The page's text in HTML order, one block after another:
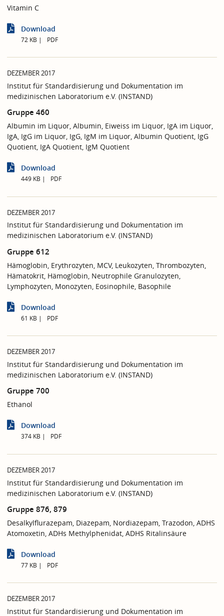
Vitamin C
Download
72 KB PDF
DEZEMBER 2017
Institut für Standardisierung und Dokumentation im
medizinischen Laboratorium e.V. (INSTAND)
Gruppe 460
Albumin im Liquor, Albumin, Eiweiss im Liquor, IgA im Liquor,
IgA, IgG im Liquor, IgG, IgM im Liquor, Albumin Quotient, IgG
Quotient, IgA Quotient, IgM Quotient
Download
449 KB PDF
DEZEMBER 2017
Institut für Standardisierung und Dokumentation im
medizinischen Laboratorium e.V. (INSTAND)
Gruppe 612
Hämoglobin, Erythrozyten, MCV, Leukozyten, Thrombozyten,
Hämatokrit, Hämoglobin, Neutrophile Granulozyten,
Lymphozyten, Monozyten, Eosinophile, Basophile
Download
61 KB PDF
DEZEMBER 2017
Institut für Standardisierung und Dokumentation im
medizinischen Laboratorium e.V. (INSTAND)
Gruppe 700
Ethanol
Download
374 KB PDF
DEZEMBER 2017
Institut für Standardisierung und Dokumentation im
medizinischen Laboratorium e.V. (INSTAND)
Gruppe 876, 879
Desalkylflurazepam, Diazepam, Nordiazepam, Trazodon, ADHS
Atomoxetin, ADHs Methylphenidat, ADHS Ritalinsäure
Download
77 KB PDF
DEZEMBER 2017
Institut für Standardisierung und Dokumentation im